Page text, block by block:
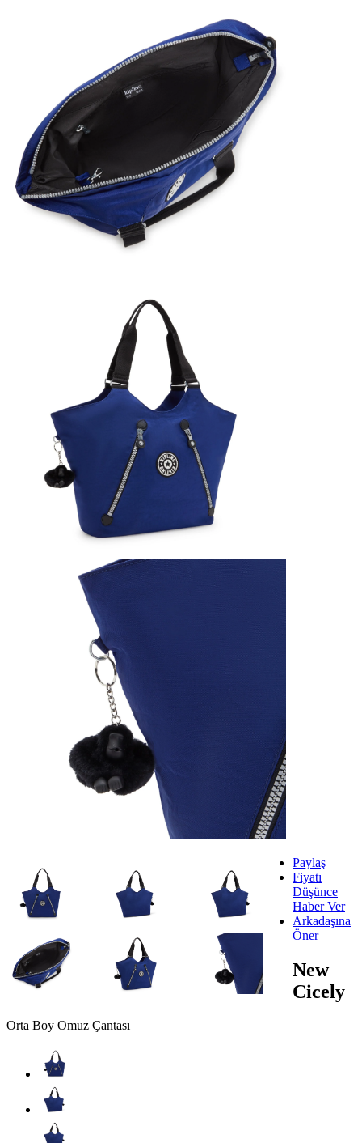
Paylaş
Fiyatı
Düşünce
Haber Ver
Arkadaşına
Öner
New
Cicely
Orta Boy Omuz Çantası